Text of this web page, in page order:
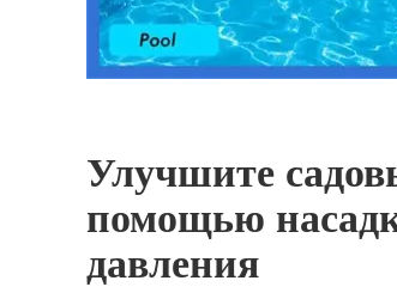
Улучшите
помощью
давления